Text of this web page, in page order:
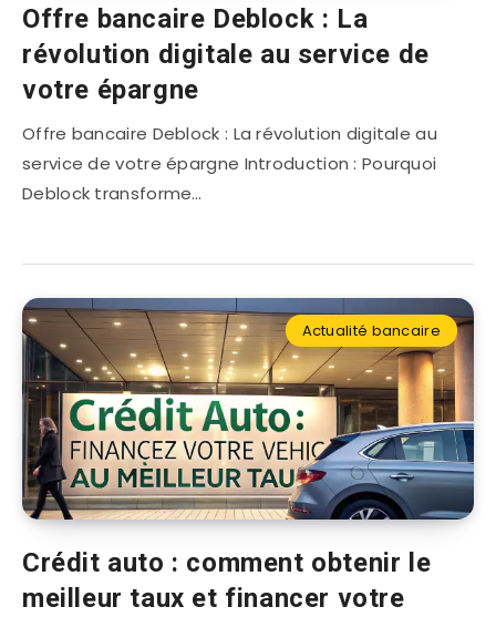
Offre bancaire Deblock : La
révolution digitale au service de
votre épargne
Offre bancaire Deblock : La révolution digitale au
service de votre épargne Introduction : Pourquoi
Deblock transforme…
Actualité bancaire
Crédit auto : comment obtenir le
meilleur taux et financer votre